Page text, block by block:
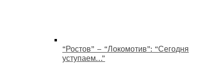
“Ростов” – “Локомотив”: “Сегодня
уступаем…”